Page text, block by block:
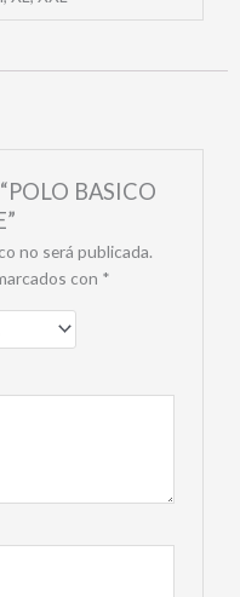
BASICO
no será publicada.
con *